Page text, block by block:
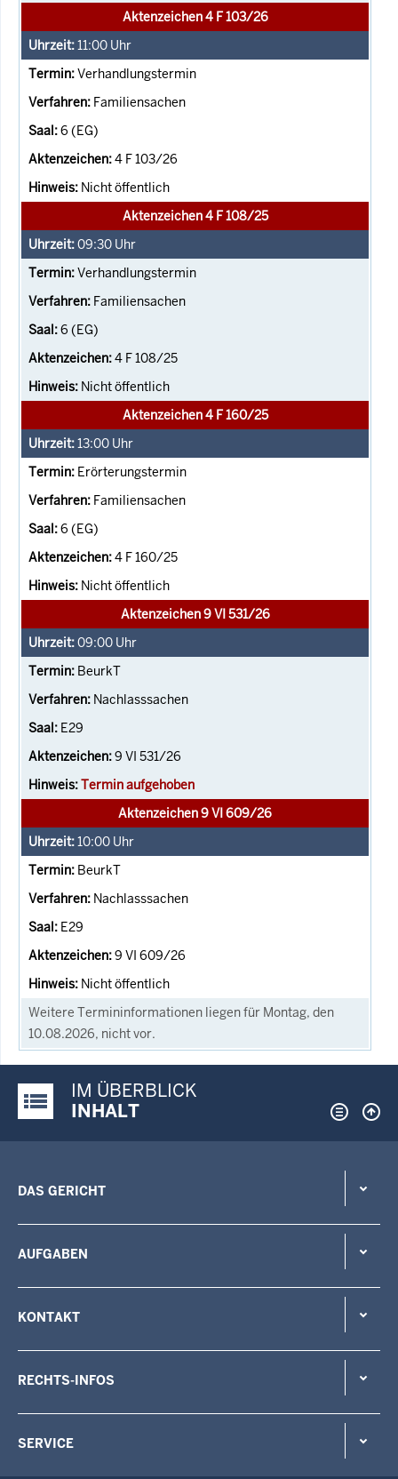
Aktenzeichen 4 F 103/26
11:00 Uhr
Verhandlungstermin
Familiensachen
6 (EG)
4 F 103/26
Nicht öffentlich
Aktenzeichen 4 F 108/25
09:30 Uhr
Verhandlungstermin
Familiensachen
6 (EG)
4 F 108/25
Nicht öffentlich
Aktenzeichen 4 F 160/25
13:00 Uhr
Erörterungstermin
Familiensachen
6 (EG)
4 F 160/25
Nicht öffentlich
Aktenzeichen 9 VI 531/26
09:00 Uhr
BeurkT
Nachlasssachen
E29
9 VI 531/26
Termin aufgehoben
Aktenzeichen 9 VI 609/26
10:00 Uhr
BeurkT
Nachlasssachen
E29
9 VI 609/26
Nicht öffentlich
Weitere Termininformationen liegen für Montag, den
10.08.2026, nicht vor.
Justiz-Portal im Überblick:
IM ÜBERBLICK
INHALT
DAS GERICHT
AUFGABEN
KONTAKT
RECHTS-INFOS
SERVICE